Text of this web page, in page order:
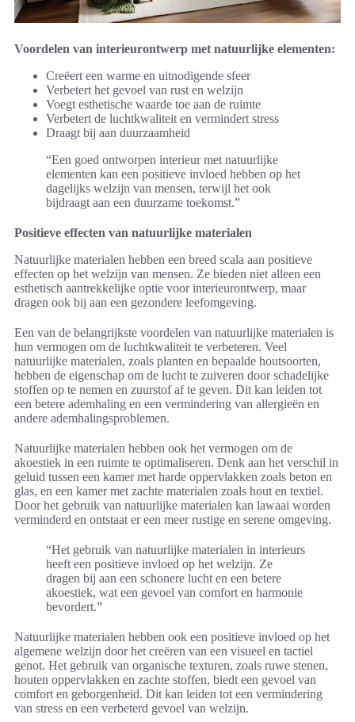
Voordelen van interieurontwerp met natuurlijke elementen:
Creëert een warme en uitnodigende sfeer
Verbetert het gevoel van rust en welzijn
Voegt esthetische waarde toe aan de ruimte
Verbetert de luchtkwaliteit en vermindert stress
Draagt bij aan duurzaamheid
“Een goed ontworpen interieur met natuurlijke
elementen kan een positieve invloed hebben op het
dagelijks welzijn van mensen, terwijl het ook
bijdraagt aan een duurzame toekomst.”
Positieve effecten van natuurlijke materialen
Natuurlijke materialen hebben een breed scala aan positieve
effecten op het welzijn van mensen. Ze bieden niet alleen een
esthetisch aantrekkelijke optie voor interieurontwerp, maar
dragen ook bij aan een gezondere leefomgeving.
Een van de belangrijkste voordelen van natuurlijke materialen is
hun vermogen om de luchtkwaliteit te verbeteren. Veel
natuurlijke materialen, zoals planten en bepaalde houtsoorten,
hebben de eigenschap om de lucht te zuiveren door schadelijke
stoffen op te nemen en zuurstof af te geven. Dit kan leiden tot
een betere ademhaling en een vermindering van allergieën en
andere ademhalingsproblemen.
Natuurlijke materialen hebben ook het vermogen om de
akoestiek in een ruimte te optimaliseren. Denk aan het verschil in
geluid tussen een kamer met harde oppervlakken zoals beton en
glas, en een kamer met zachte materialen zoals hout en textiel.
Door het gebruik van natuurlijke materialen kan lawaai worden
verminderd en ontstaat er een meer rustige en serene omgeving.
“Het gebruik van natuurlijke materialen in interieurs
heeft een positieve invloed op het welzijn. Ze
dragen bij aan een schonere lucht en een betere
akoestiek, wat een gevoel van comfort en harmonie
bevordert.”
Natuurlijke materialen hebben ook een positieve invloed op het
algemene welzijn door het creëren van een visueel en tactiel
genot. Het gebruik van organische texturen, zoals ruwe stenen,
houten oppervlakken en zachte stoffen, biedt een gevoel van
comfort en geborgenheid. Dit kan leiden tot een vermindering
van stress en een verbeterd gevoel van welzijn.